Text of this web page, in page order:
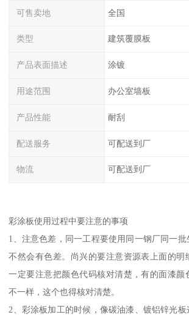
可售卖地 全国
类型 建筑覆膜板
产品表面描述 涂镀
用途范围 办公室墙板
产品性能 耐刮
配送服务 可配送到厂
物流 可配送到厂
彩涂板使用过程中要注意的事项
1、注意色差，同一工程要使用同一钢厂同一批
不然会有色差。尚兴的要注意资源表上面的明
一定要注意把颜色代码核对清楚，有的面漆颜
不一样，这个也得核对清楚。
2、彩涂板加工的时候，像碳油漆、镀铝锌光